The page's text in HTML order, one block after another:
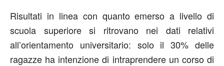
Risultati in linea con quanto emerso a livello di
scuola superiore si ritrovano nei dati relativi
all’orientamento universitario: solo il 30% delle
ragazze ha intenzione di intraprendere un corso di